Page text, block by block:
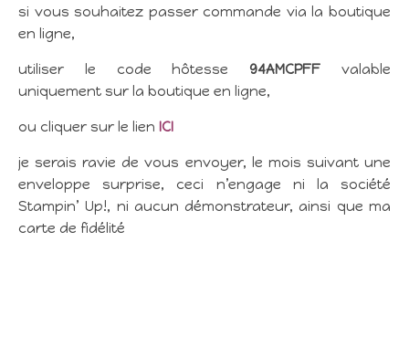
si vous souhaitez passer commande via la boutique
en ligne,
utiliser le code hôtesse 94AMCPFF valable
uniquement sur la boutique en ligne,
ou cliquer sur le lien ICI
je serais ravie de vous envoyer, le mois suivant une
enveloppe surprise, ceci n’engage ni la société
Stampin’ Up!, ni aucun démonstrateur, ainsi que ma
carte de fidélité